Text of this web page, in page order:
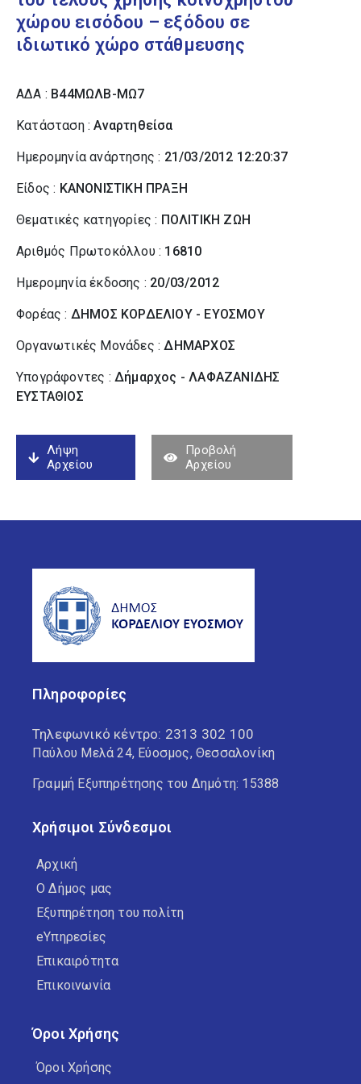
χώρου εισόδου – εξόδου σε
ιδιωτικό χώρο στάθμευσης
ΑΔΑ : Β44ΜΩΛΒ-ΜΩ7
Κατάσταση :Αναρτηθείσα
Ημερομηνία ανάρτησης : 21/03/2012 12:20:37
Είδος : ΚΑΝΟΝΙΣΤΙΚΗ ΠΡΑΞΗ
Θεματικές κατηγορίες : ΠΟΛΙΤΙΚΗ ΖΩΗ
Αριθμός Πρωτοκόλλου : 16810
Ημερομηνία έκδοσης : 20/03/2012
Φορέας : ΔΗΜΟΣ ΚΟΡΔΕΛΙΟΥ - ΕΥΟΣΜΟΥ
Οργανωτικές Μονάδες :ΔΗΜΑΡΧΟΣ
Υπογράφοντες : Δήμαρχος - ΛΑΦΑΖΑΝΙΔΗΣ
ΕΥΣΤΑΘΙΟΣ
Λήψη
Αρχείου
Προβολή
Αρχείου
Πληροφορίες
Τηλεφωνικό κέντρο: 2313 302 100
Παύλου Μελά 24, Εύοσμος, Θεσσαλονίκη
Γραμμή Εξυπηρέτησης του Δημότη: 15388
Χρήσιμοι Σύνδεσμοι
Αρχική
Ο Δήμος μας
Εξυπηρέτηση του πολίτη
eΥπηρεσίες
Επικαιρότητα
Επικοινωνία
Όροι Χρήσης
Όροι Χρήσης